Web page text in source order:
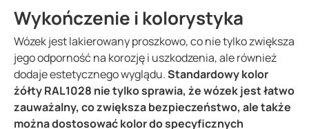
Wykończenie i kolorystyka
Wózek jest lakierowany proszkowo, co nie tylko zwiększa
jego odporność na korozję i uszkodzenia, ale również
dodaje estetycznego wyglądu.Standardowy kolor
żółty RAL1028 nie tylko sprawia, że wózek jest łatwo
zauważalny, co zwiększa bezpieczeństwo, ale także
można dostosować kolor do specyficznych